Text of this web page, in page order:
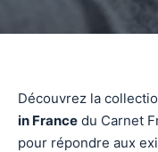
Découvrez la
in France du Carnet
pour répondre aux